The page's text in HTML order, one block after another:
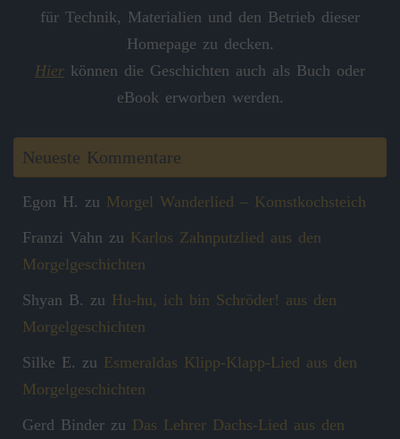
für Technik, Materialien und den Betrieb dieser
Homepage zu decken.
Hier können die Geschichten auch als Buch oder
eBook erworben werden.
Neueste Kommentare
Egon H. zu Morgel Wanderlied – Komstkochsteich
Franzi Vahn zu Karlos Zahnputzlied aus den
Morgelgeschichten
Shyan B. zu Hu-hu, ich bin Schröder! aus den
Morgelgeschichten
Silke E. zu Esmeraldas Klipp‑Klapp‑Lied aus den
Morgelgeschichten
Gerd Binder zu Das Lehrer Dachs-Lied aus den